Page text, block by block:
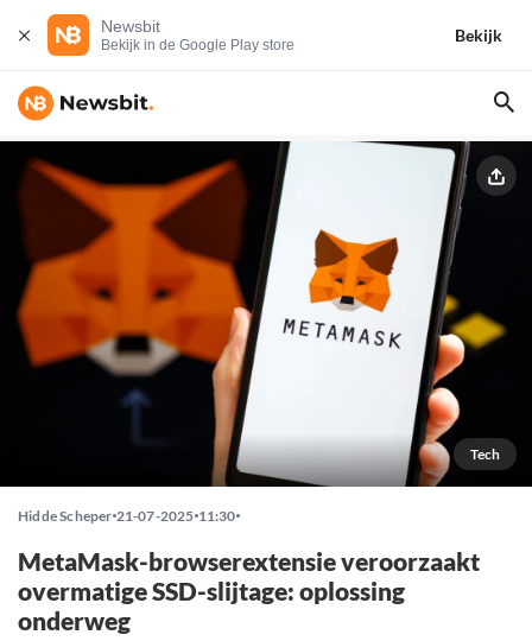
Newsbit
Bekijk in de Google Play store
Bekijk
Tech
Hidde Scheper 21-07-2025 11:30
MetaMask-browserextensie veroorzaakt
overmatige SSD-slijtage: oplossing
onderweg